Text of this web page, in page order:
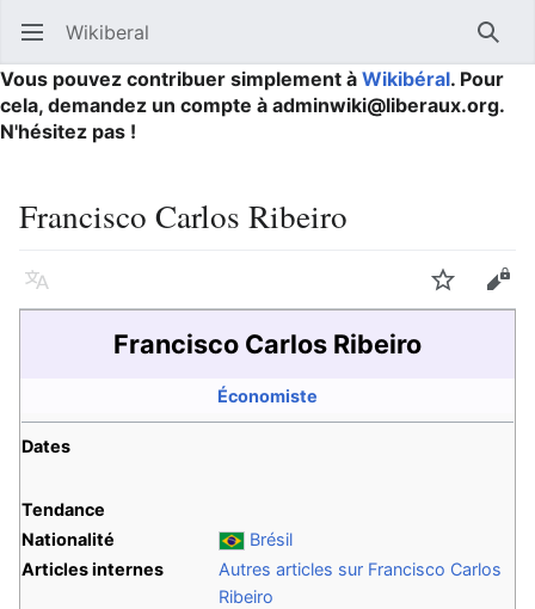
Ouvrir le menu principal Wikiberal
Vous pouvez contribuer simplement à Wikibéral. Pour
cela, demandez un compte à adminwiki@liberaux.org.
N'hésitez pas !
Francisco Carlos Ribeiro
Langue Suivre
Francisco Carlos Ribeiro
Économiste
Dates
Tendance
Nationalité
Brésil
Articles internes
Autres articles sur Francisco Carlos
Ribeiro